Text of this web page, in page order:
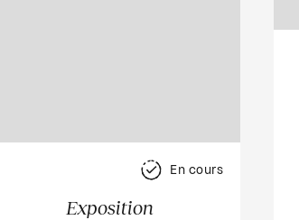
En cours
Exposition